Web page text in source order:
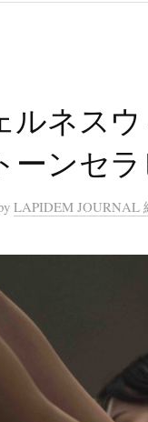
ルネス
ンセラ
LAPIDEM JOURNAL